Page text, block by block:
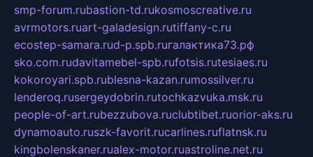
smp-forum.rubastion-td.rukosmoscreative.ru
avrmotors.ruart-galadesign.rutiffany-c.ru
ecostep-samara.rud-p.spb.ruгалактика73.рф
sko.com.rudavitamebel-spb.rufotsis.rutesiaes.ru
kokoroyari.spb.rublesna-kazan.rumossilver.ru
lenderoq.rusergeydobrin.rutochkazvuka.msk.ru
people-of-art.rubezzubova.ruclubtibet.ruorior-aks.ru
dynamoauto.ruszk-favorit.rucarlines.ruflatnsk.ru
kingbolenskaner.rualex-motor.ruastroline.net.ru